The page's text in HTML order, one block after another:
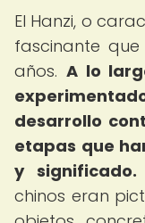
El Hanzi, o
fascinante
años. A lo
desarrollo
etapas que
y significado.
chinos eran